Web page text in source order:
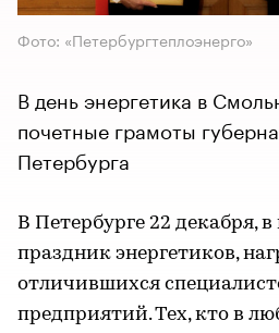
Фото: «Петербургтеплоэнерго»
В день энергетика в
почетные грамоты
Петербурга
В Петербурге 22 декабря,
праздник энергетиков,
отличившихся
предприятий. Тех, кто в